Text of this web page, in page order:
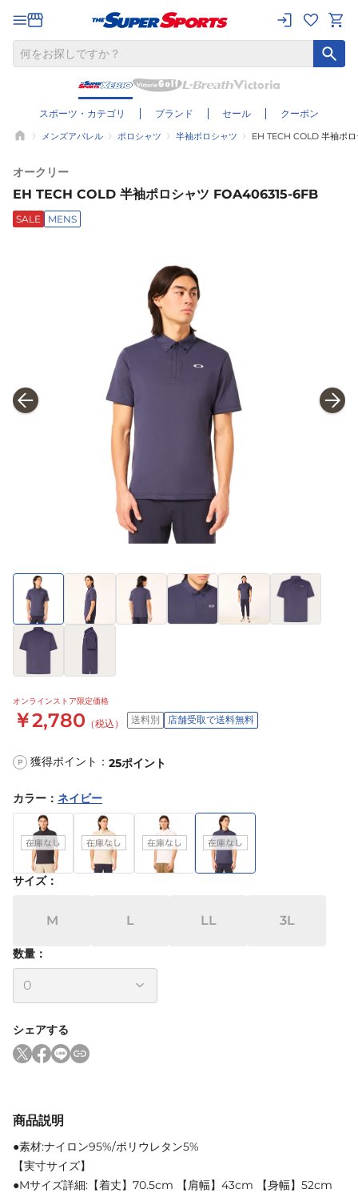
スポーツ・カテゴリ ブランド セール クーポン
メンズアパレル ポロシャツ 半袖ポロシャツ EH TECH COLD 半袖ポ
オークリー
EH TECH COLD 半袖ポロシャツ FOA406315-6FB
SALE MENS
オンラインストア限定価格
￥2,780 （税込） 送料別 店舗受取で送料無料
P 獲得ポイント： 25ポイント
カラー ： ネイビー
サイズ：
M L LL 3L
数量：
シェアする
商品説明
●素材:ナイロン95%/ポリウレタン5%
【実寸サイズ】
●Mサイズ詳細:【着丈】70.5cm 【肩幅】43cm 【身幅】52cm